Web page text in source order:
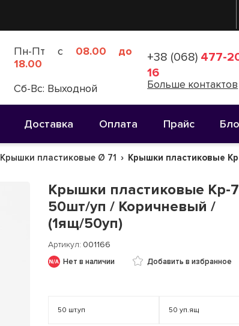
Пн-Пт с 08.00 до
18.00
Сб-Вс: Выходной
+38 (068) 477-
16
Больше контактов
Доставка Оплата Прайс
Крышки пластиковые Ø 71 Крышки пластиковые
Крышки пластиковые Кр-
50шт/уп / Коричневый /
(1ящ/50уп)
Артикул 001166
Нет в наличии Добавить в избранное
50 шт.уп 50 уп.ящ